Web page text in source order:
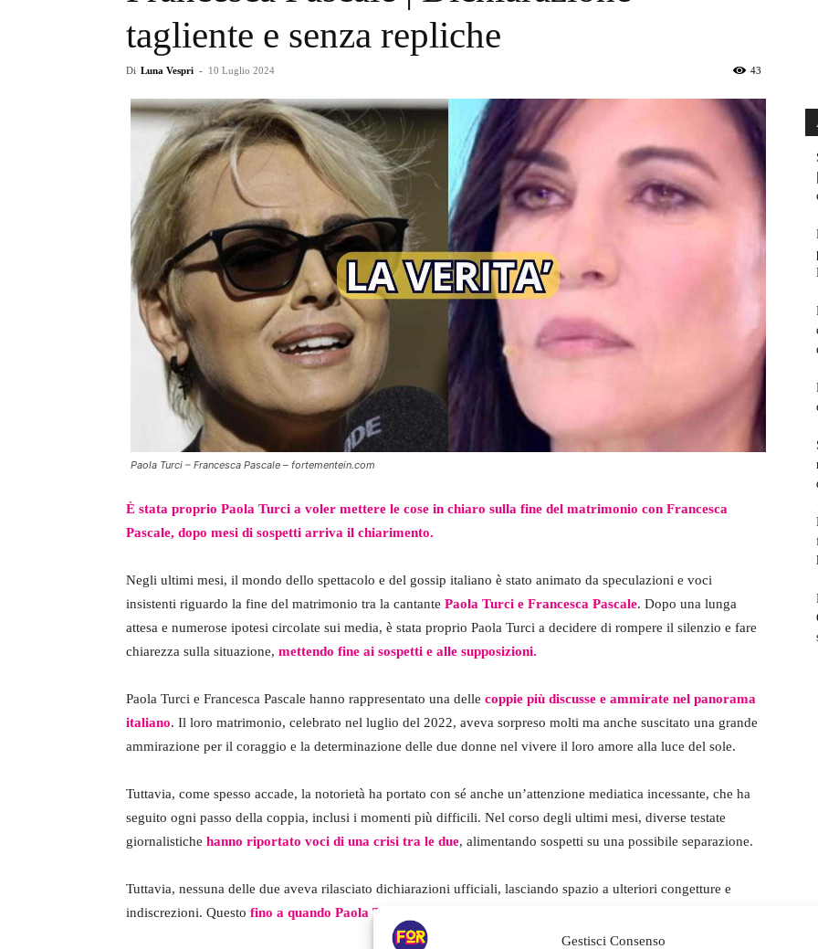
Gestisci Consenso
tagliente e senza repliche
Di Luna Vespri - 10 Luglio 2024 43
Paola Turci – Francesca Pascale – fortementein.com
È stata proprio Paola Turci a voler mettere le cose in chiaro sulla fine del matrimonio con Francesca
Pascale, dopo mesi di sospetti arriva il chiarimento.
Negli ultimi mesi, il mondo dello spettacolo e del gossip italiano è stato animato da speculazioni e voci
insistenti riguardo la fine del matrimonio tra la cantante Paola Turci e Francesca Pascale. Dopo una lunga
attesa e numerose ipotesi circolate sui media, è stata proprio Paola Turci a decidere di rompere il silenzio e fare
chiarezza sulla situazione, mettendo fine ai sospetti e alle supposizioni.
Paola Turci e Francesca Pascale hanno rappresentato una delle coppie più discusse e ammirate nel panorama
italiano. Il loro matrimonio, celebrato nel luglio del 2022, aveva sorpreso molti ma anche suscitato una grande
ammirazione per il coraggio e la determinazione delle due donne nel vivere il loro amore alla luce del sole.
Tuttavia, come spesso accade, la notorietà ha portato con sé anche un’attenzione mediatica incessante, che ha
seguito ogni passo della coppia, inclusi i momenti più difficili. Nel corso degli ultimi mesi, diverse testate
giornalistiche hanno riportato voci di una crisi tra le due, alimentando sospetti su una possibile separazione.
Tuttavia, nessuna delle due aveva rilasciato dichiarazioni ufficiali, lasciando spazio a ulteriori congetture e
indiscrezioni. Questo fino a quando Paola Turci ha deciso di parlare apertamente della situazione.